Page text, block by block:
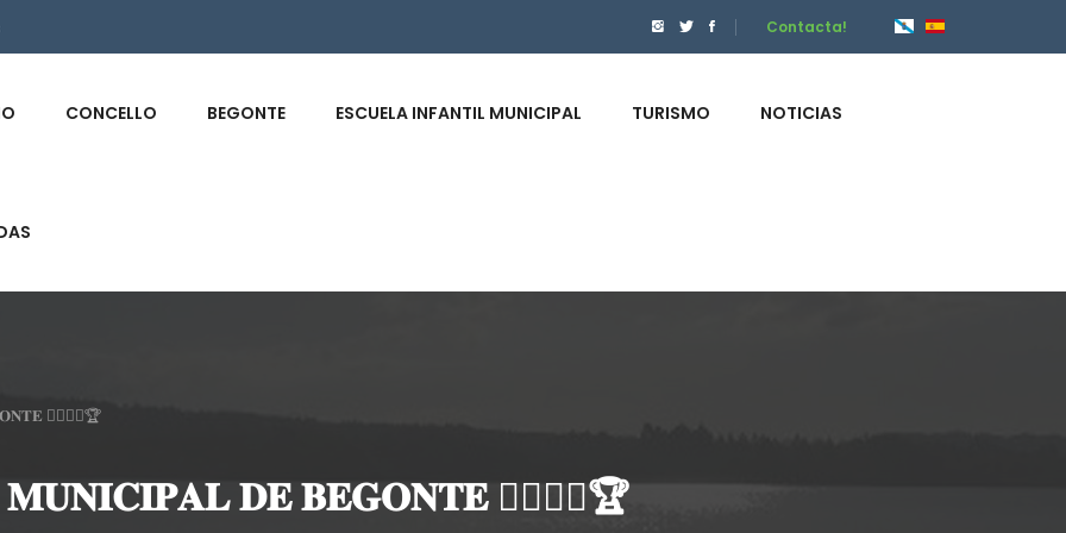
Contacta!
CONCELLO BEGONTE ESCUELA INFANTIL MUNICIPAL TURISMO NOTICIAS
🤸‍♀️🏋️‍♀️🏆
𝐃𝐄 𝐁𝐄𝐆𝐎𝐍𝐓𝐄 🤸‍♀️🏋️‍♀️🏆